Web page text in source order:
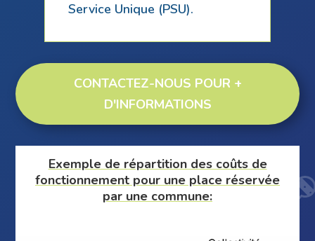
Service Unique (PSU).
CONTACTEZ-NOUS POUR +
D'INFORMATIONS
Exemple de répartition des coûts de
fonctionnement pour une place réservée
par une commune: